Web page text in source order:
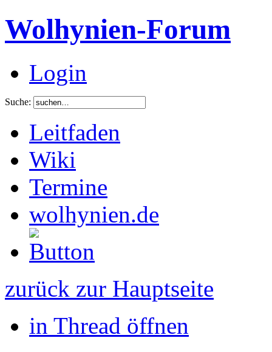
Wolhynien-Forum
Login
Suche:
Leitfaden
Wiki
Termine
wolhynien.de
zurück zur Hauptseite
in Thread öffnen